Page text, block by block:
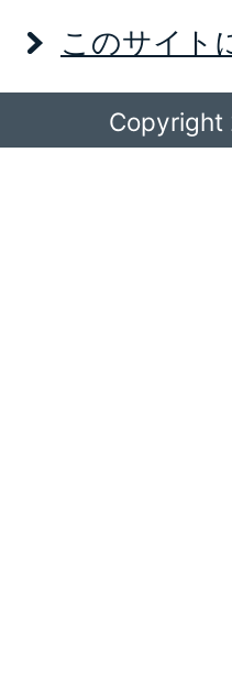
このサイト
Copyright